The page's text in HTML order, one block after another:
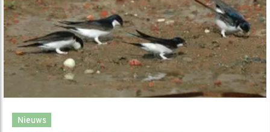
Nieuws